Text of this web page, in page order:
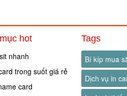
hot
nhanh
trong suốt giá rẻ
card
Tags
Bí kíp mua
Dịch vụ in